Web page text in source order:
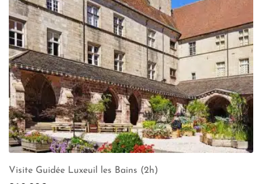
Visite Guidée Luxeuil les Bains (2h)